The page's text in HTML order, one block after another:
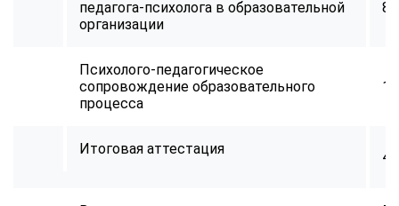
педагога-психолога в образовательной
организации
84
Психолого-педагогическое
сопровождение образовательного
процесса
Итоговая аттестация 4